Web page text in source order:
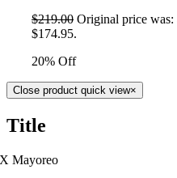
$219.00 Original price was:
$174.95.
20% Off
Close product quick view×
Title
X Mayoreo